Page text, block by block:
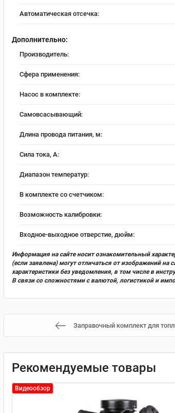
Автоматическая отсечка:
Дополнительно:
Производитель:
Сфера применения:
Насос в комплекте:
Самовсасывающий:
Длина провода питания, м:
Сила тока, А:
Диапазон температур:
В комплекте со счетчиком:
Возможность калибровки:
Входное-выходное отверстие, дюйм:
Информация на сайте носит ознакомительный
(если заявлена) могут отличаться от изображений
характеристики без уведомления, в том числе в
В связи со сложностями с валютой, логистикой и
Заправочный комплект для
Рекомендуемые товары
Видеообзор